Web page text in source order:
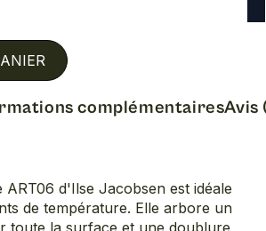
complémentairesAvis
ART06 d'Ilse Jacobsen est idéale
de température. Elle arbore un